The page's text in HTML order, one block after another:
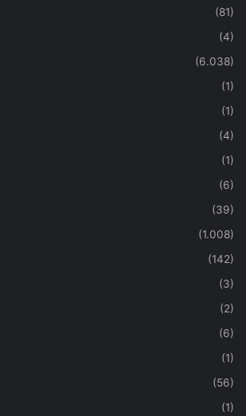
(81)
(4)
(6.038)
(1)
(1)
(4)
(1)
(6)
(39)
(1.008)
(142)
(3)
(2)
(6)
(1)
(56)
(1)